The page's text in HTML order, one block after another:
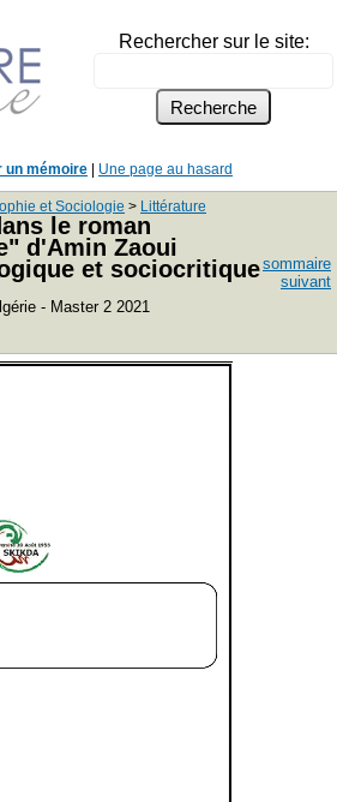
Rechercher sur le site:
un mémoire Une page au hasard
et Sociologie > Littérature
le roman
d'Amin Zaoui
et sociocritique
- Master 2 2021
sommaire
suivant